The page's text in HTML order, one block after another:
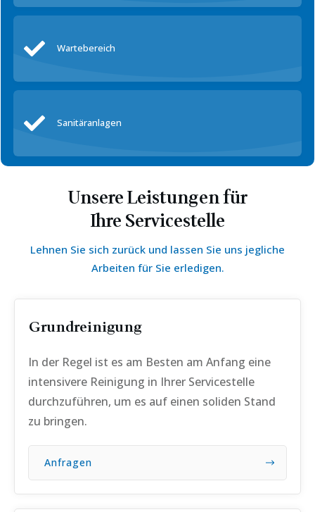
Wartebereich
Sanitäranlagen
Unsere Leistungen für
Ihre Servicestelle
Lehnen Sie sich zurück und lassen Sie uns jegliche
Arbeiten für Sie erledigen.
Grundreinigung
In der Regel ist es am Besten am Anfang eine
intensivere Reinigung in Ihrer Servicestelle
durchzuführen, um es auf einen soliden Stand
zu bringen.
Anfragen